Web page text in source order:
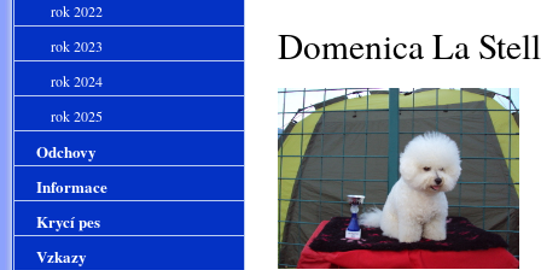
Domenica La
rok 2022
rok 2023
rok 2024
rok 2025
Odchovy
Informace
Krycí pes
Vzkazy